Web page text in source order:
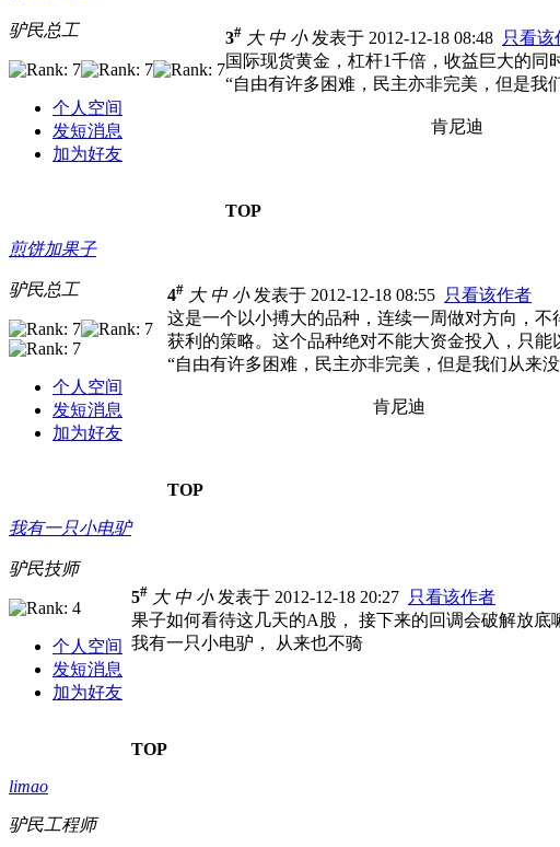
驴民总工
个人空间
发短消息
加为好友
3# 大 中 小发表于 2012-12-18 08:48 只看该
国际现货黄金，杠杆1千倍，收益巨大的同
“自由有许多困难，民主亦非完美，但是我
肯尼迪
TOP
煎饼加果子
驴民总工
个人空间
发短消息
加为好友
4# 大 中 小发表于 2012-12-18 08:55 只看该作者
这是一个以小搏大的品种，连续一周做对方向，
获利的策略。这个品种绝对不能大资金投入，只能
“自由有许多困难，民主亦非完美，但是我们从来
肯尼迪
TOP
我有一只小电驴
驴民技师
个人空间
发短消息
加为好友
5# 大 中 小发表于 2012-12-18 20:27 只看该作者
果子如何看待这几天的A股， 接下来的回调会破解放底
我有一只小电驴， 从来也不骑
TOP
limao
驴民工程师